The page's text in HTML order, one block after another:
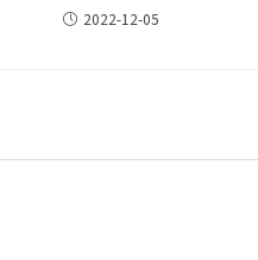
2022-12-05